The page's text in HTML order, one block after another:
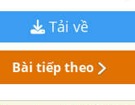
Tải về
Bài tiếp theo